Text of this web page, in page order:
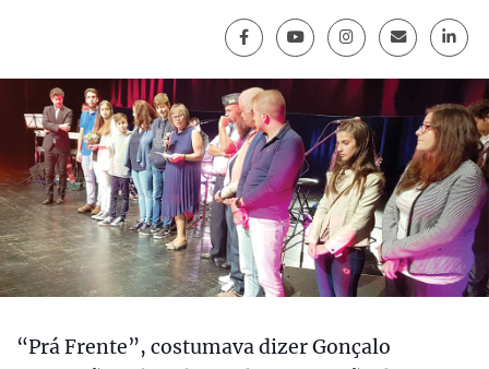
“Prá Frente”, costumava dizer Gonçalo